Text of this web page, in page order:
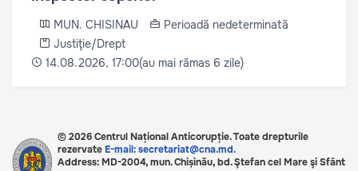
MUN. CHISINAU
Perioadă nedeterminată
Justiţie/Drept
14.08.2026, 17:00(au mai rămas 6 zile)
© 2026 Centrul Național Anticorupție. Toate drepturile
rezervate E-mail: secretariat@cna.md.
Address: MD-2004, mun. Chișinău, bd. Ştefan cel Mare şi Sfânt